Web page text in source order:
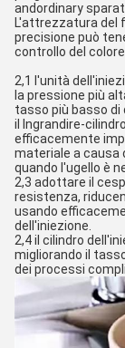
andordinary
L'attrezzatura del
precisione può
controllo del
2,1 l'unità
la pressione più
tasso più basso di
il Ingrandire-
efficacemente
materiale a causa
quando l'ugello è
2,3 adottare il
resistenza,
usando
dell'iniezione.
2,4 il cilindro
migliorando il
dei processi